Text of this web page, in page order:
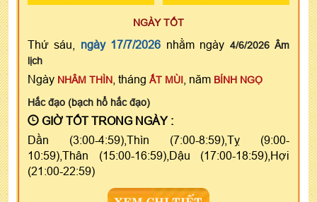
NGÀY TỐT
Thứ sáu, ngày 17/7/2026 nhằm ngày 4/6/2026 Âm
lịch
Ngày NHÂM THÌN , tháng ẤT MÙI , năm BÍNH NGỌ
Hắc đạo (bạch hổ hắc đạo)
GIỜ TỐT TRONG NGÀY :
Dần (3:00-4:59),Thìn (7:00-8:59),Tỵ (9:00-
10:59),Thân (15:00-16:59),Dậu (17:00-18:59),Hợi
(21:00-22:59)